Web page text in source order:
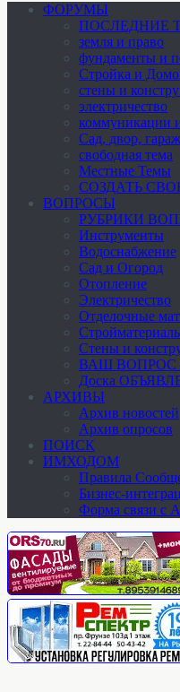
ФОРУМЫ
ПОСЛЕДНИЕ
земля и право
фундаменты и
Стройка и
стены и
электричество
коммуникации
Cад, двор,
свободная тема
Местные Темы
СОЗДАТЬ
ВОПРОСЫ
РУБРИКИ
Инструменты
Водоснабжение
Сад и Огород
Отопление
Электричество
Отделочные
Стены и
ВАШ ВОПРОС
Доска
АРХИВЫ
Архив новостей
Архив опросов
ПОИСК
ИМХОДОМ
Правила
Бизнес-
Форма связи с